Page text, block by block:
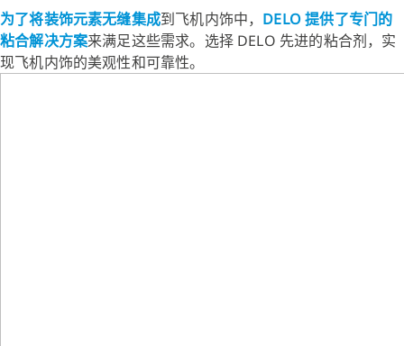
为了将装饰元素无缝集成到飞机内饰中， DELO 提供了专门的
粘合解决方案来满足这些需求。选择 DELO 先进的粘合剂，实
现飞机内饰的美观性和可靠性。